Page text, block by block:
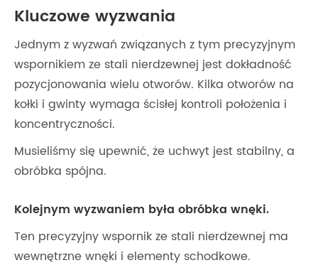
Kluczowe wyzwania
Jednym z wyzwań związanych z tym precyzyjnym
wspornikiem ze stali nierdzewnej jest dokładność
pozycjonowania wielu otworów. Kilka otworów na
kołki i gwinty wymaga ścisłej kontroli położenia i
koncentryczności.
Musieliśmy się upewnić, że uchwyt jest stabilny, a
obróbka spójna.
Kolejnym wyzwaniem była obróbka wnęki.
Ten precyzyjny wspornik ze stali nierdzewnej ma
wewnętrzne wnęki i elementy schodkowe.